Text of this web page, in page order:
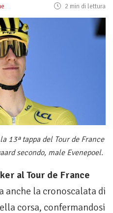
2 min di lettura
13ª tappa del Tour de France
secondo, male Evenepoel.
al Tour de France
anche la cronoscalata di
corsa, confermandosi